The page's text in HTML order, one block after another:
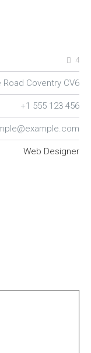
4
Road Coventry CV6
+1 555 123 456
Web Designer